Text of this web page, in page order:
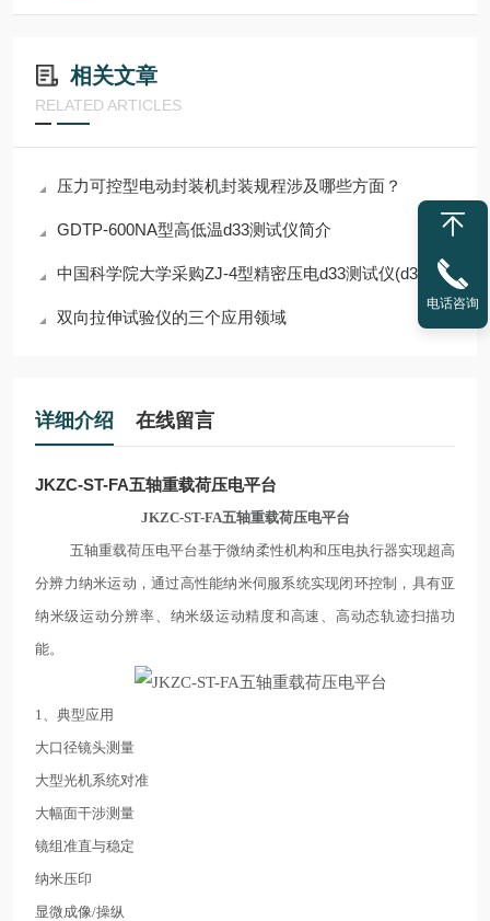
相关文章
RELATED ARTICLES
压力可控型电动封装机封装规程涉及哪些方面？
GDTP-600NA型⾼低温d33测试仪简介
中国科学院大学采购ZJ-4型精密压电d33测试仪(d33,电阻，极化）
双向拉伸试验仪的三个应用领域
详细介绍 在线留言
JKZC-ST-FA五轴重载荷压电平台
JKZC-ST-FA五轴重载荷压电平台
五轴重载荷压电平台基于微纳柔性机构和压电执行器实现超高
分辨力纳米运动，通过高性能纳米伺服系统实现闭环控制，具有亚
纳米级运动分辨率、纳米级运动精度和高速、高动态轨迹扫描功
能。
1、典型应用
大口径镜头测量
大型光机系统对准
大幅面干涉测量
镜组准直与稳定
纳米压印
显微成像/操纵
电话咨询